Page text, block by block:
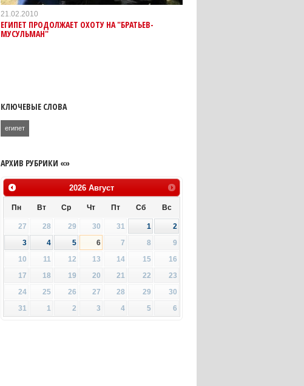
21.02.2010
ЕГИПЕТ ПРОДОЛЖАЕТ ОХОТУ НА "БРАТЬЕВ-
МУСУЛЬМАН"
КЛЮЧЕВЫЕ СЛОВА
египет
АРХИВ РУБРИКИ «»
2026 Август
Пн Вт Ср Чт Пт Сб Вс
27 28 29 30 31 1
2
3
4 5 6 7 8
9
10
11 12 13 14 15
16
17
18 19 20 21 22
23
24
25 26 27 28 29
30
31
1 2 3 4 5 6